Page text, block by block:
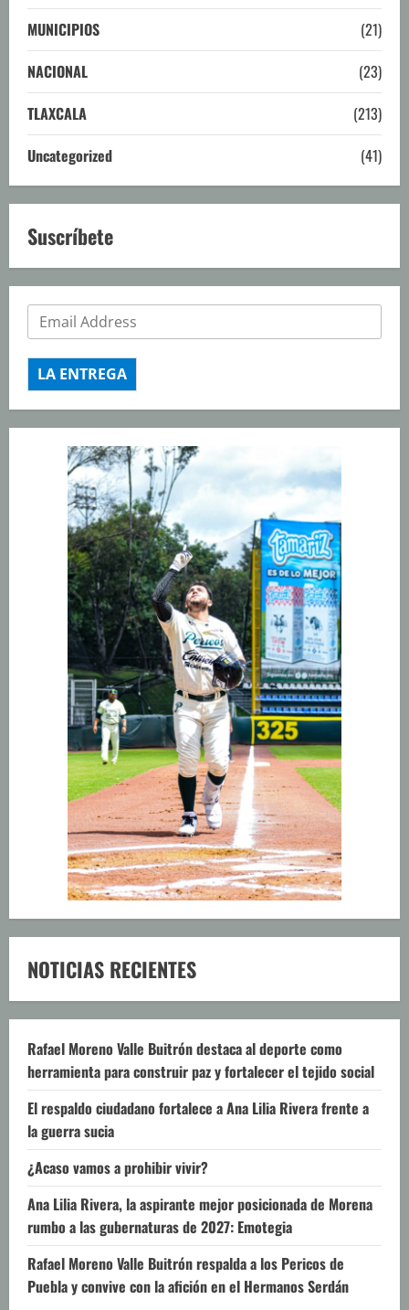
MUNICIPIOS
(21)
NACIONAL
(23)
TLAXCALA
(213)
Uncategorized
(41)
Suscríbete
LA ENTREGA
NOTICIAS RECIENTES
Rafael Moreno Valle Buitrón destaca al deporte como
herramienta para construir paz y fortalecer el tejido social
El respaldo ciudadano fortalece a Ana Lilia Rivera frente a
la guerra sucia
¿Acaso vamos a prohibir vivir?
Ana Lilia Rivera, la aspirante mejor posicionada de Morena
rumbo a las gubernaturas de 2027: Emotegia
Rafael Moreno Valle Buitrón respalda a los Pericos de
Puebla y convive con la afición en el Hermanos Serdán